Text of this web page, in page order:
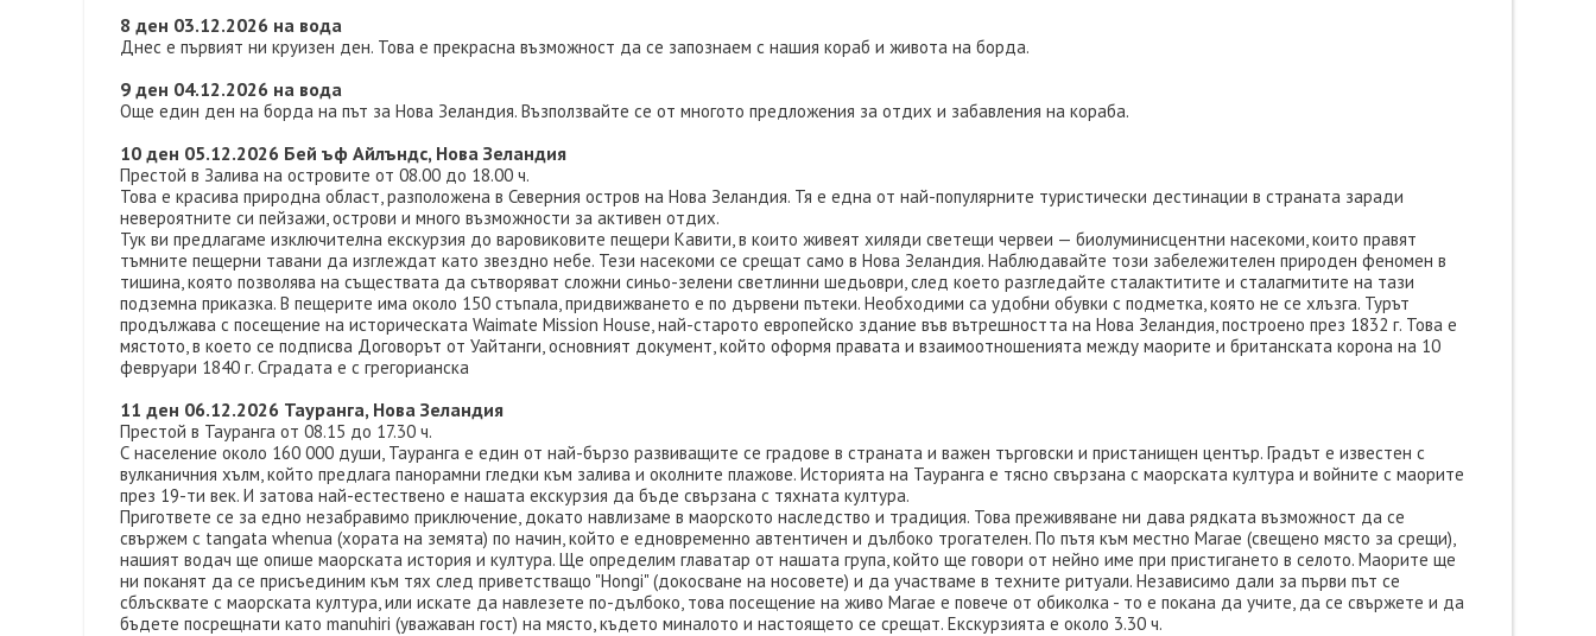
8 ден 03.12.2026 на вода
Днес е първият ни круизен ден. Това е прекрасна възможност да се запознаем с нашия кораб и живота на борда.
9 ден 04.12.2026 на вода
Още един ден на борда на път за Нова Зеландия. Възползвайте се от многото предложения за отдих и забавления на кораба.
10 ден 05.12.2026 Бей ъф Айлъндс, Нова Зеландия
Престой в Залива на островите от 08.00 до 18.00 ч.
Това е красива природна област, разположена в Северния остров на Нова Зеландия. Тя е една от най-популярните туристически дестинации в страната заради
невероятните си пейзажи, острови и много възможности за активен отдих.
Тук ви предлагаме изключителна екскурзия до варовиковите пещери Кавити, в които живеят хиляди светещи червеи — биолуминисцентни насекоми, които правят
тъмните пещерни тавани да изглеждат като звездно небе. Тези насекоми се срещат само в Нова Зеландия. Наблюдавайте този забележителен природен феномен в
тишина, която позволява на съществата да сътворяват сложни синьо-зелени светлинни шедьоври, след което разгледайте сталактитите и сталагмитите на тази
подземна приказка. В пещерите има около 150 стъпала, придвижването е по дървени пътеки. Необходими са удобни обувки с подметка, която не се хлъзга. Турът
продължава с посещение на историческата Waimate Mission House, най-старото европейско здание във вътрешността на Нова Зеландия, построено през 1832 г. Това е
мястото, в което се подписва Договорът от Уайтанги, основният документ, който оформя правата и взаимоотношенията между маорите и британската корона на 10
февруари 1840 г. Сградата е с грегорианска
11 ден 06.12.2026 Тауранга, Нова Зеландия
Престой в Тауранга от 08.15 до 17.30 ч.
С население около 160 000 души, Тауранга е един от най-бързо развиващите се градове в страната и важен търговски и пристанищен център. Градът е известен с
вулканичния хълм, който предлага панорамни гледки към залива и околните плажове. Историята на Тауранга е тясно свързана с маорската култура и войните с маорите
през 19-ти век. И затова най-естествено е нашата екскурзия да бъде свързана с тяхната култура.
Пригответе се за едно незабравимо приключение, докато навлизаме в маорското наследство и традиция. Това преживяване ни дава рядката възможност да се
свържем с tangata whenua (хората на земята) по начин, който е едновременно автентичен и дълбоко трогателен. По пътя към местно Marae (свещено място за срещи),
нашият водач ще опише маорската история и култура. Ще определим главатар от нашата група, който ще говори от нейно име при пристигането в селото. Маорите ще
ни поканят да се присъединим към тях след приветстващо "Hongi" (докосване на носовете) и да участваме в техните ритуали. Независимо дали за първи път се
сблъсквате с маорската култура, или искате да навлезете по-дълбоко, това посещение на живо Marae е повече от обиколка - то е покана да учите, да се свържете и да
бъдете посрещнати като manuhiri (уважаван гост) на място, където миналото и настоящето се срещат. Екскурзията е около 3.30 ч.